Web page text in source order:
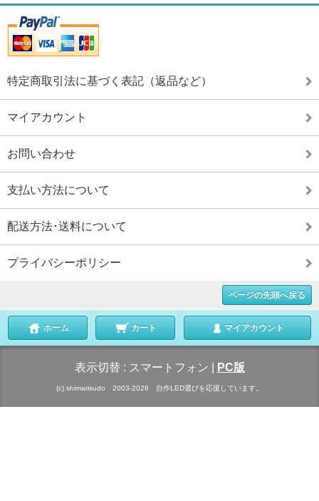
特定商取引法に基づく表記（返品など）
マイアカウント
お問い合わせ
支払い方法について
配送方法･送料について
プライバシーポリシー
ページの先頭へ戻る
ホーム カート マイアカウント
表示切替 : スマートフォン PC版
(c) shimarisudo 2003-2026 自作LED選びを応援しています。